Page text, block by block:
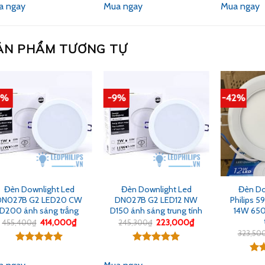
5 sao
ngay
5 sao
Mua ngay
5
Mua ngay
PHẨM TƯƠNG TỰ
Đèn Downlight Led
G2 LED20 CW
D200 ánh sáng trắng
455,400₫ Giá
gốc
là:
414,000₫Giá
-9%
Đèn Downlight Led
DN027B G2 LED12 NW
D150 ánh sáng trung tính
245,300₫ Giá
gốc
là:
223,000₫Giá
-42%
Đèn
Philips
14W